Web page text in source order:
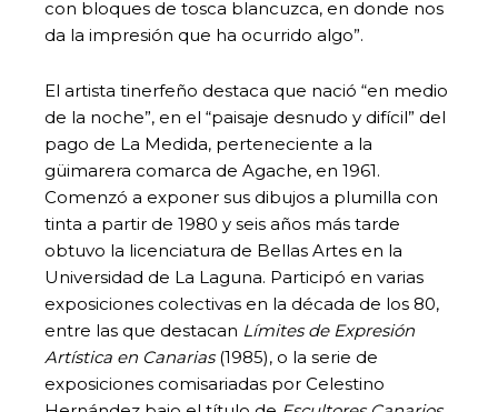
con bloques de tosca blancuzca, en donde nos
da la impresión que ha ocurrido algo”.
El artista tinerfeño destaca que nació “en medio
de la noche”, en el “paisaje desnudo y difícil” del
pago de La Medida, perteneciente a la
güimarera comarca de Agache, en 1961.
Comenzó a exponer sus dibujos a plumilla con
tinta a partir de 1980 y seis años más tarde
obtuvo la licenciatura de Bellas Artes en la
Universidad de La Laguna. Participó en varias
exposiciones colectivas en la década de los 80,
entre las que destacan Límites de Expresión
Artística en Canarias(1985), o la serie de
exposiciones comisariadas por Celestino